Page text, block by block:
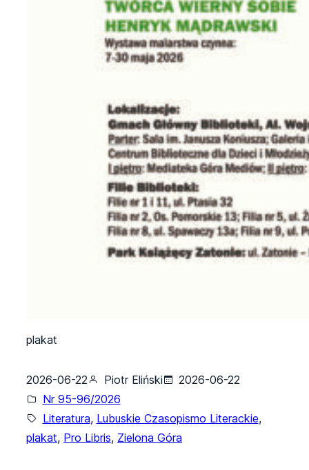
plakat
2026-06-22 Piotr Eliński
2026-06-22
Nr 95-96/2026
Literatura, Lubuskie Czasopismo Literackie,
plakat, Pro Libris, Zielona Góra